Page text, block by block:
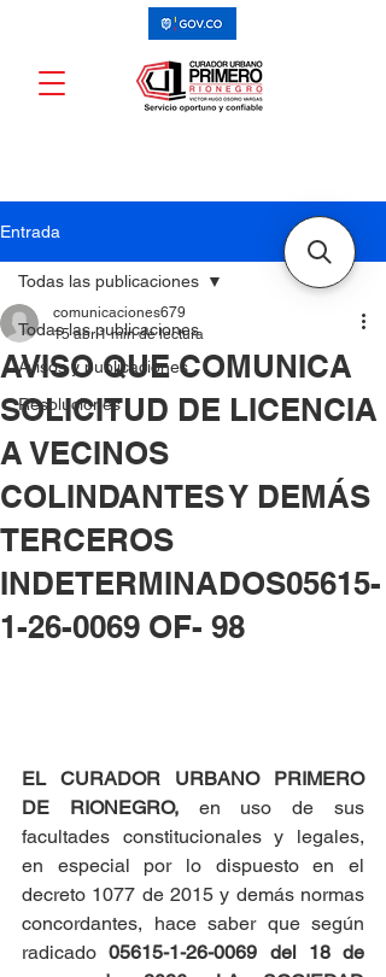
Entrada
Todas las publicaciones
Avisos y publicaciones
Resoluciones
Todas las publicaciones
AVISO QUE COMUNICA
SOLICITUD DE LICENCIA
A VECINOS
COLINDANTES Y DEMÁS
TERCEROS
INDETERMINADOS05615-
1-26-0069 OF- 98
comunicaciones679
15 abr 1 min de lectura
EL CURADOR URBANO PRIMERO
DE RIONEGRO, en uso de sus
facultades constitucionales y legales,
en especial por lo dispuesto en el
decreto 1077 de 2015 y demás normas
concordantes, hace saber que según
radicado 05615-1-26-0069 del
18 de